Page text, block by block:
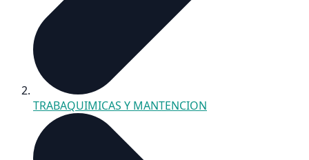
TRABAQUIMICAS Y MANTENCION